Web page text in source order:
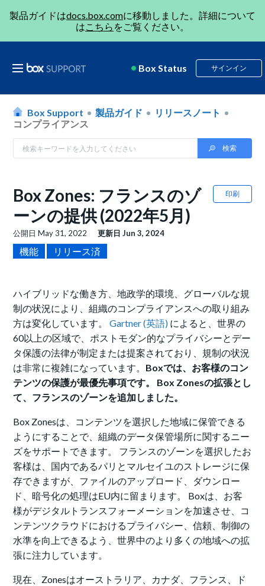
製品ガイドはdocs.box.comに移動しました。詳細について
はこちら をご覧ください。
Box Status サインイン
Box Support 製品ガイド
リリースノート
コンプライアンス
印刷
Box Zones: フランスのゾ
ーンの提供 (2022年5月)
公開日May 31, 2022 更新日Jun 3, 2024
機能 リリース済
ハイブリッドな働き方、地政学的環境、グローバルな規
制の状況により、組織のコンプライアンスへの取り組み
方は変化しています。Gartner (英語) によると、世界の
60以上の区域で、ポストモダン的なプライバシーとデー
タ保護の法律が制定または提案されており、規制の状況
は非常に複雑になっています。 Boxでは、お客様のコン
テンツの保護が最優先事項です。 Box Zonesの拡張とし
て、フランスのゾーンを追加しました。
Box Zonesは、コンテンツを選択した地域に保管できる
ようにすることで、組織のデータ保管場所に関するニー
ズをサポートできます。 フランスのゾーンを選択したお
客様は、国内であるパリとマルセイユのストレージに保
存できますが、ファイルのアップロード、ダウンロー
ド、暗号化の処理はEU内に留まります。 Boxは、お客
様がデジタルトランスフォーメーションを加速させ、コ
ンテンツクラウドにおけるプライバシー、信頼、制御の
水準を向上できるよう、世界中のより多くの地域への拡
張に注力しています。
現在、Zonesはオーストラリア、カナダ、フランス、ド